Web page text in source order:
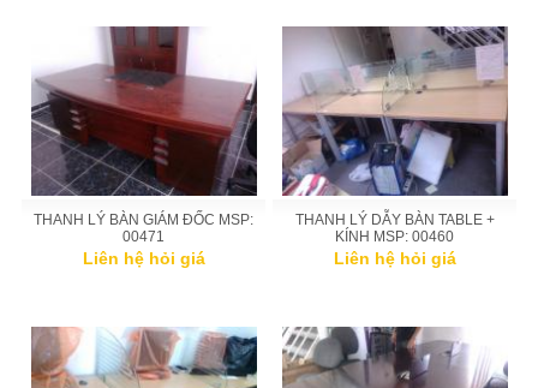
THANH LÝ BÀN GIÁM ĐỐC MSP:
00471
Liên hệ hỏi giá
THANH LÝ DẪY BÀN TABLE +
KÍNH MSP: 00460
Liên hệ hỏi giá